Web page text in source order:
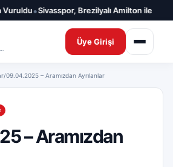
•Sivasspor, Brezilyalı Amilton ile 1
Üye Girişi
/09.04.2025 – Aramızdan Ayrılanlar
– Aramızdan